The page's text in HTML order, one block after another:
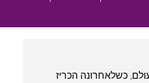
כשלאחרונה הכריז